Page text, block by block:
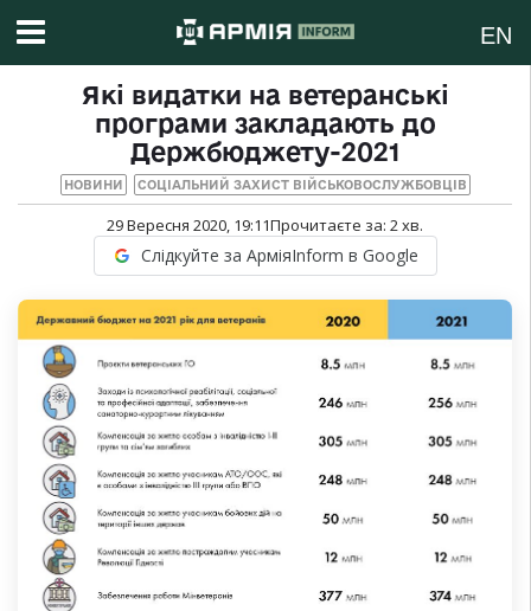
EN
Які видатки на ветеранські
програми закладають до
Держбюджету-2021
НОВИНИ СОЦІАЛЬНИЙ ЗАХИСТ ВІЙСЬКОВОСЛУЖБОВЦІВ
29 Вересня 2020, 19:11Прочитаєте за: 2хв.
Слідкуйте за АрміяInform в Google